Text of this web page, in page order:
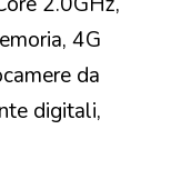
4G
da
digitali,